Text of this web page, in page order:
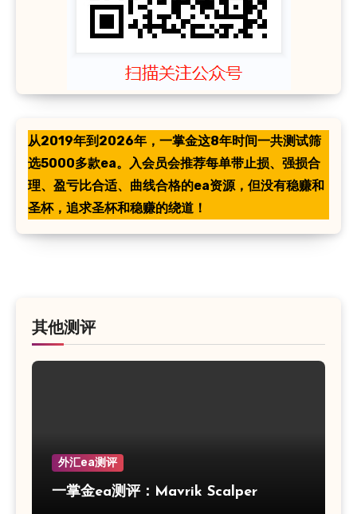
从2019年到2026年，一掌金这8年时间一共测试筛
选5000多款ea。入会员会推荐每单带止损、强损合
理、盈亏比合适、曲线合格的ea资源，但没有稳赚和
圣杯，追求圣杯和稳赚的绕道！
其他测评
外汇ea测评
一掌金ea测评：Mavrik Scalper